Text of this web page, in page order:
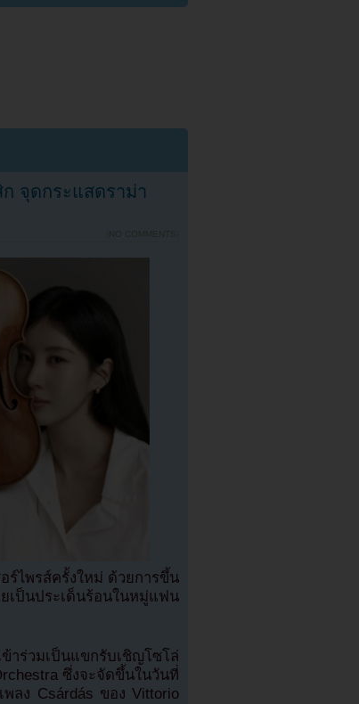
จุดกระแสดราม่า
NO COMMENTS
ร์ไพรส์ครั้งใหม่ ด้วยการขึ้น
เป็นประเด็นร้อนในหมู่แฟน
าร่วมเป็นแขกรับเชิญโซโล่
ซึ่งจะจัดขึ้นในวันที่
ลง Csárdás ของ Vittorio